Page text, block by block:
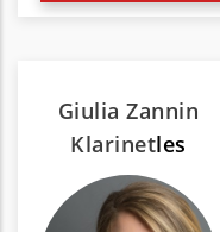
Giulia Zannin
Klarinetles